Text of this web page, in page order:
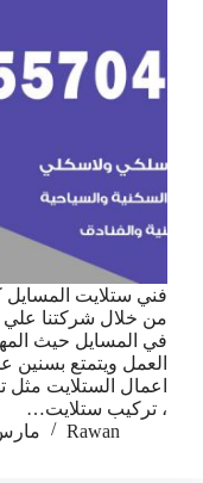
فني ستلايت
من خلال شركتنا
في المسايل حيث
العمل ويتمتع بسنين
اعمال الستلايت
، تركيب ستلايت…
Rawan
مارس 27,